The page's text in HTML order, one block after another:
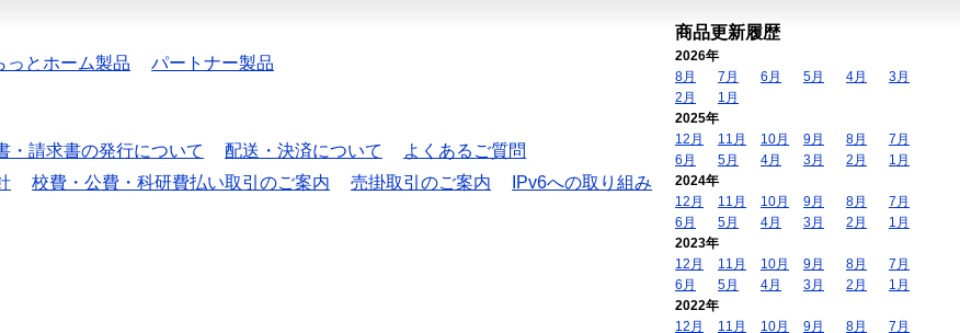
っとホーム製品 パートナー製品
・請求書の発行について 配送・決済について
よくあるご質問
校費・公費・科研費払い取引のご案内 売掛取引のご案内
IPv6への取り組み
商品更新履歴
2026年
8月
7月 6月 5月 4月
3月
2月
1月
2025年
12月
11月 10月 9月 8月
7月
6月
5月 4月 3月 2月
1月
2024年
12月
11月 10月 9月 8月
7月
6月
5月 4月 3月 2月
1月
2023年
12月
11月 10月 9月 8月
7月
6月
5月 4月 3月 2月
1月
2022年
12月
11月 10月 9月 8月
7月